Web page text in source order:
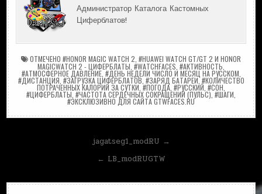
Администратор Каталога Кастомных
Циферблатов!
ОТМЕЧЕНО #HONOR MAGIC WATCH 2 #HUAWEI WATCH GT/GT 2 И HONOR
MAGICWATCH 2 - ЦИФЕРБЛАТЫ #WATCHFACES #АКТИВНОСТЬ
#АТМОСФЕРНОЕ ДАВЛЕНИЕ, #ДЕНЬ НЕДЕЛИ ЧИСЛО И МЕСЯЦ НА РУССКОМ
#ДИСТАНЦИЯ #ЗАГРУЗКА ЦИФЕРБЛАТОВ #ЗАРЯД БАТАРЕИ,#КОЛИЧЕСТВО
ПОТРАЧЕННЫХ КАЛОРИЙ ЗА СУТКИ #ПОГОДА #РУССКИЙ #СОН
#ЦИФЕРБЛАТЫ #ЧАСТОТА СЕРДЕЧНЫХ СОКРАЩЕНИЙ (ПУЛЬС) #ШАГИ
#ЭКСКЛЮЗИВНО ДЛЯ САЙТА GTWFACES.RU
Навигацияjagatseg1_modRU →
← LB_modRUGTW